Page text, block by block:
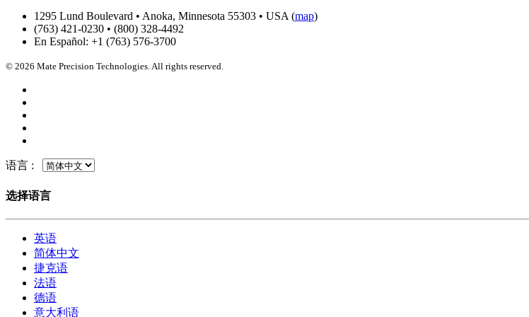
1295 Lund Boulevard • Anoka, Minnesota 55303 • USA (map)
(763) 421-0230 • (800) 328-4492
En Español: +1 (763) 576-3700
© 2026 Mate Precision Technologies. All rights reserved.
语言 :
选择语言
英语
简体中文
捷克语
法语
德语
意大利语